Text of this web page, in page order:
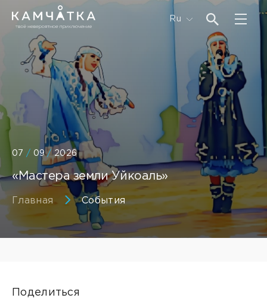
Ru
07 / 09/2026
«Мастера земли Уйкоаль»
Главная События
Поделиться